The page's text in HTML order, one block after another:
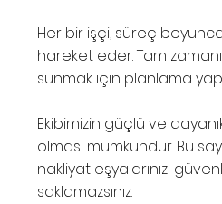
Her bir işçi, süreç
hareket eder. Tam
sunmak için planlama
Ekibimizin güçlü ve
olması mümkündür. Bu
nakliyat eşyalarınızı
saklamazsınız.